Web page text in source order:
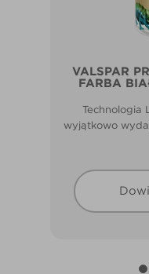
VALSPAR
FARBA
Technologia
wyjątkowo